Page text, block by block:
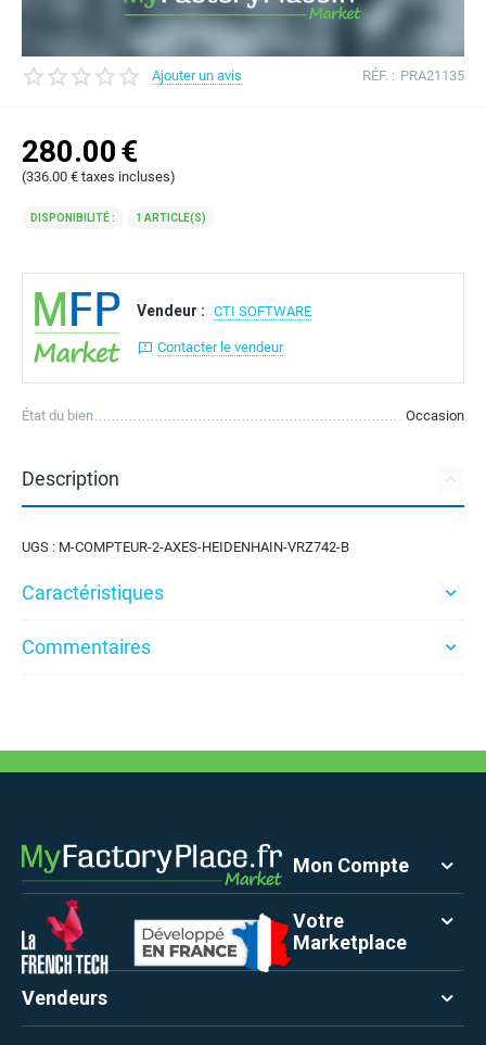
Ajouter un avis RÉF. : PRA21135
280.00€
(336.00 € taxes incluses)
DISPONIBILITÉ : 1 ARTICLE(S)
Vendeur : CTI SOFTWARE
Contacter le vendeur
État du bien Occasion
Description
UGS : M-COMPTEUR-2-AXES-HEIDENHAIN-VRZ742-B
Caractéristiques
Commentaires
Mon Compte
Votre
Marketplace
Vendeurs